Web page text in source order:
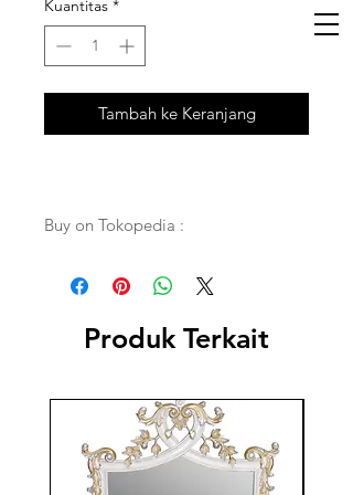
Kuantitas *
Tambah ke Keranjang
Buy on Tokopedia :
Produk Terkait